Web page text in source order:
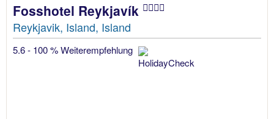
Fosshotel Reykjavík
Reykjavik, Island, Island
5.6 - 100 % Weiterempfehlung